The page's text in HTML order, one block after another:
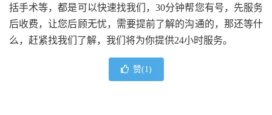
括手术等，都是可以快速找我们，30分钟帮您有号，先服务
后收费，让您后顾无忧，需要提前了解的沟通的，那还等什
么，赶紧找我们了解，我们将为你提供24小时服务。
赞(1)